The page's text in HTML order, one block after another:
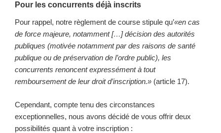
Pour les concurrents déjà inscrits
Pour rappel, notre règlement de course stipule qu’«en cas
de force majeure, notamment […] décision des autorités
publiques (motivée notamment par des raisons de santé
publique ou de préservation de l’ordre public), les
concurrents renoncent expressément à tout
remboursement de leur droit d’inscription.» (article 17).
Cependant, compte tenu des circonstances
exceptionnelles, nous avons décidé de vous offrir deux
possibilités quant à votre inscription :